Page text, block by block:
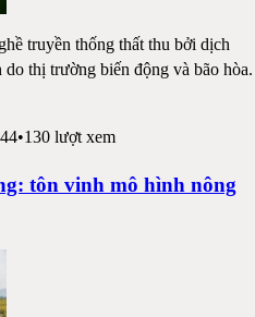
truyền thống thất thu bởi dịch
do thị trường biến động và bão hòa.
•130 lượt xem
tôn vinh mô hình nông